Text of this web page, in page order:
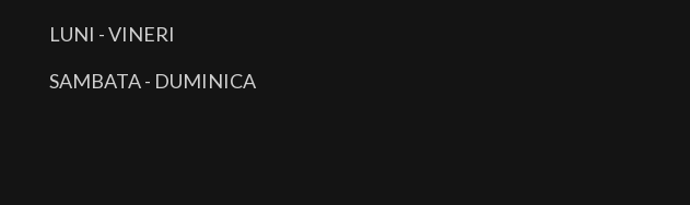
LUNI - VINERI
SAMBATA - DUMINICA